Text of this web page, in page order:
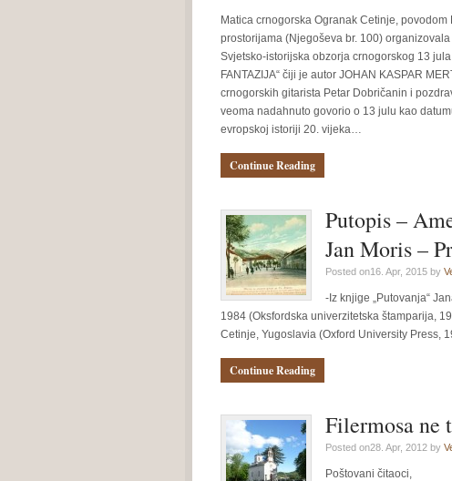
Matica crnogorska Ogranak Cetinje,
prostorijama (Njegoševa br. 100)
Svjetsko-istorijska obzorja crnogorskog 13
FANTAZIJA“ čiji je autor JOHAN KASPAR
crnogorskih gitarista Petar Dobričanin i
veoma nadahnuto govorio o 13 julu kao
evropskoj istoriji 20. vijeka…
Continue Reading
Putopis –
Jan Moris –
Posted on16. Apr, 2015 by
-Iz knjige „Putovanja“
1984 (Oksfordska univerzitetska štamparija,
Cetinje, Yugoslavia (Oxford University Press,
Continue Reading
Filermosa ne
Posted on28. Apr, 2012 by
Poštovani čitaoci,